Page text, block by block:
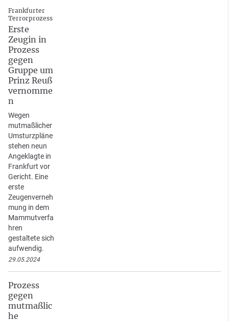
Frankfurter
Terrorprozess
Erste
Zeugin in
Prozess
gegen
Gruppe um
Prinz Reuß
vernomme
n
Wegen
mutmaßlicher
Umsturzpläne
stehen neun
Angeklagte in
Frankfurt vor
Gericht. Eine
erste
Zeugenverneh
mung in dem
Mammutverfa
hren
gestaltete sich
aufwendig.
29.05.2024
Prozess
gegen
mutmaßlic
he